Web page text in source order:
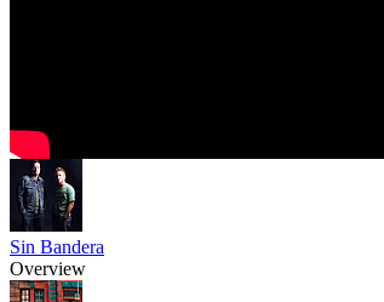
Sin Bandera
Overview